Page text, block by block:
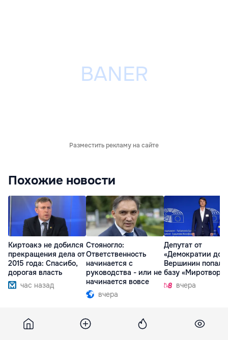
Разместить рекламу на сайте
Похожие новости
Киртоакэ не добился
прекращения дела от
2015 года: Спасибо,
дорогая власть
час назад
Стояногло:
Ответственность
начинается с
руководства - или не
начинается вовсе
вчера
Депутат от
«Демократии
Вершинин попал в
базу
вчера